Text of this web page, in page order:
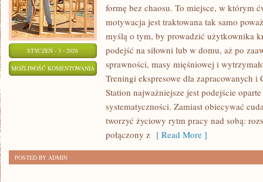
STYCZEŃ - 3 - 2026
MOŻLIWOŚĆ KOMENTOWANIA DIETA
WYSOKOBIAŁKOWA
formę bez chaosu. To miejsce, w którym
motywacja jest traktowana tak samo
myślą o tym, by prowadzić użytkownika
podejść na siłowni lub w domu, aż po
sprawności, masy mięśniowej i
Treningi ekspresowe dla zapracowanych
Station najważniejsze jest podejście
systematyczności. Zamiast obiecywać
tworzyć życiowy rytm pracy nad sobą:
połączony z [ Read More ]
POSTED BY ADMIN